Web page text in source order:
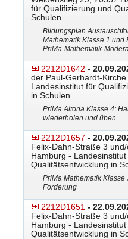
für Qualifizierung und
Schulen
Bildungsplan
Mathematik Klasse 1 und
PriMa-Mathematik-
2212D1642 -
der Paul-Gerhardt-
Landesinstitut für
in Schulen
PriMa Altona Klasse 4:
wiederholen und üben
2212D1657 -
Felix-Dahn-Straße 3
Hamburg -
Qualitätsentwicklung in
PriMa Mathematik
Forderung
2212D1651 -
Felix-Dahn-Straße 3
Hamburg -
Qualitätsentwicklung in